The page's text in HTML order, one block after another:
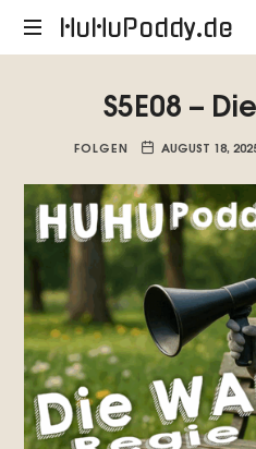
HuHuPoddy.de
HuHuPoddy.de
S5E08 –
FOLGEN AUGUST 18,